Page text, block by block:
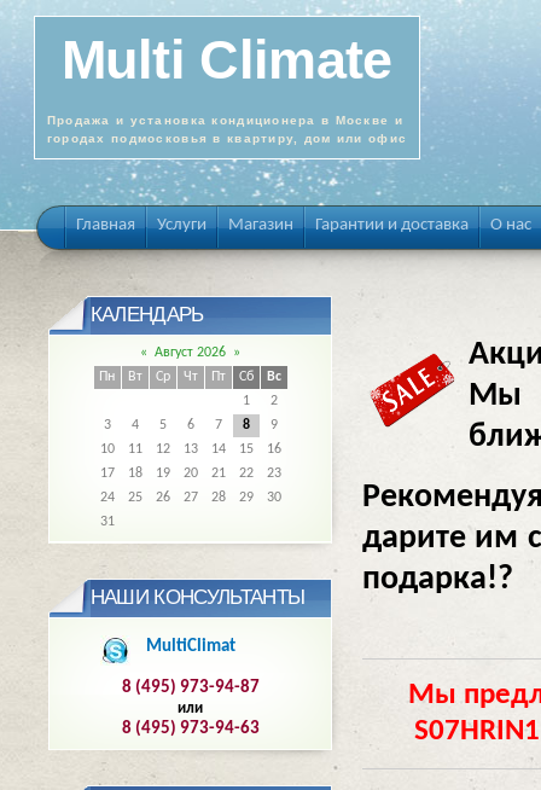
Multi Climate
Продажа и установка кондиционера в Москве и
городах подмосковья в квартиру, дом или офис
Главная Услуги Магазин Гарантии и доставка О нас
Мы
дарите им
подарка!?
Мы
КАЛЕНДАРЬ
« Август 2026 »
Пн
Вт Ср Чт Пт Сб
Вс
1
2
3
4 5 6 7 8
9
10
11 12 13 14 15
16
17
18 19 20 21 22
23
24
25 26 27 28 29
30
31
НАШИ КОНСУЛЬТАНТЫ
MultiClimat
8 (495) 973-94-87
или
8 (495) 973-94-63